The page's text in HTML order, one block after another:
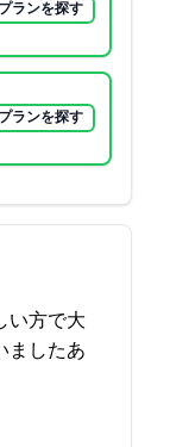
プランを探す
プランを探す
い方で大
ましたあ